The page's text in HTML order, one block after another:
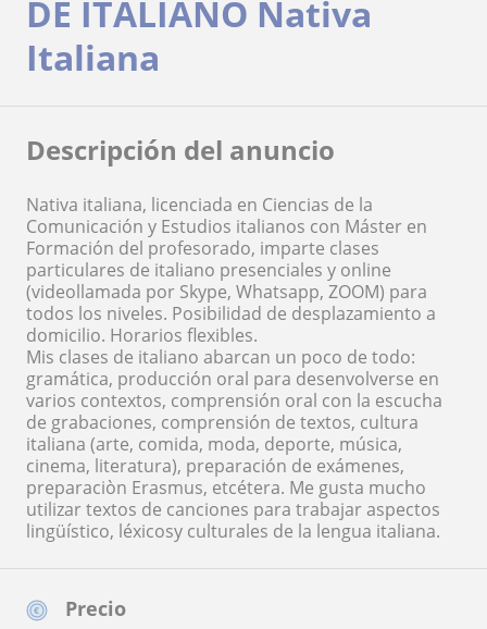
Precio
DE ITALIANO Nativa
Italiana
Descripción del anuncio
Nativa italiana, licenciada en Ciencias de la
Comunicación y Estudios italianos con Máster en
Formación del profesorado, imparte clases
particulares de italiano presenciales y online
(videollamada por Skype, Whatsapp, ZOOM) para
todos los niveles. Posibilidad de desplazamiento a
domicilio. Horarios flexibles.
Mis clases de italiano abarcan un poco de todo:
gramática, producción oral para desenvolverse en
varios contextos, comprensión oral con la escucha
de grabaciones, comprensión de textos, cultura
italiana (arte, comida, moda, deporte, música,
cinema, literatura), preparación de exámenes,
preparaciòn Erasmus, etcétera. Me gusta mucho
utilizar textos de canciones para trabajar aspectos
lingüístico, léxicosy culturales de la lengua italiana.